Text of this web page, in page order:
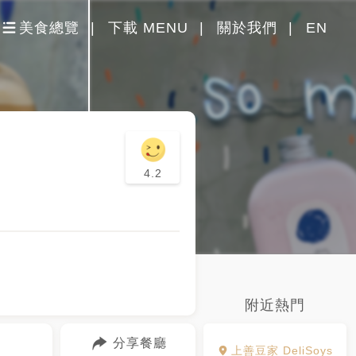
美食總覽 下載 MENU 關於我們 EN
附近熱門
上善豆家 DeliSoys
4.2
分享餐廳